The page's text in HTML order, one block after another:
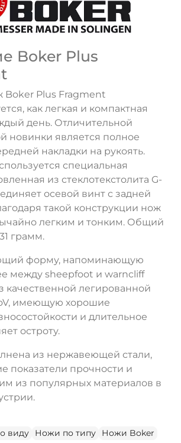
Boker Plus
Boker Plus Fragment
как легкая и компактная
день. Отличительной
новинки является полное
накладки на рукоять.
специальная
из стеклотекстолита G-
осевой винт с задней
такой конструкции нож
легким и тонким. Общий
грамм.
форму, напоминающую
между sheepfoot и warncliff
качественной легированной
имеющую хорошие
и длительное
остроту.
из нержавеющей стали,
показатели прочности и
из популярных материалов в
виду Ножи по типу
Ножи Boker
ДА НЕТ